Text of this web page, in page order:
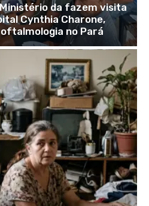
da fazem visita
Cynthia Charone,
no Pará